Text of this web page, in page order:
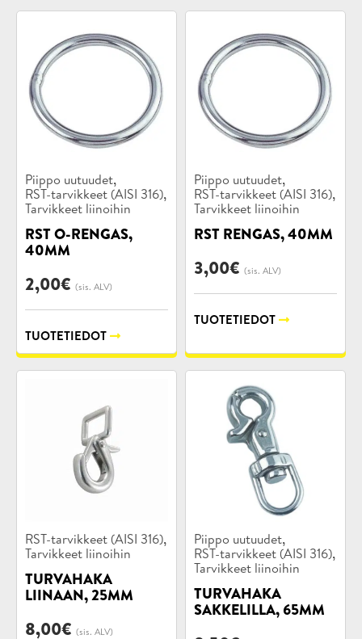
Tuotekategoriat:
Piippo uutuudet,
RST-tarvikkeet (AISI 316),
Tarvikkeet liinoihin
RST O-RENGAS,
40MM
2,00€ (sis. ALV)
TUOTETIEDOT
Tuotekategoriat:
Piippo uutuudet,
RST-tarvikkeet (AISI 316),
Tarvikkeet liinoihin
RST RENGAS, 40MM
3,00€ (sis. ALV)
TUOTETIEDOT
Tuotekategoriat:
RST-tarvikkeet (AISI 316),
Tarvikkeet liinoihin
TURVAHAKA
LIINAAN, 25MM
8,00€ (sis. ALV)
Tuotekategoriat:
Piippo uutuudet,
RST-tarvikkeet (AISI 316),
Tarvikkeet liinoihin
TURVAHAKA
SAKKELILLA, 65MM